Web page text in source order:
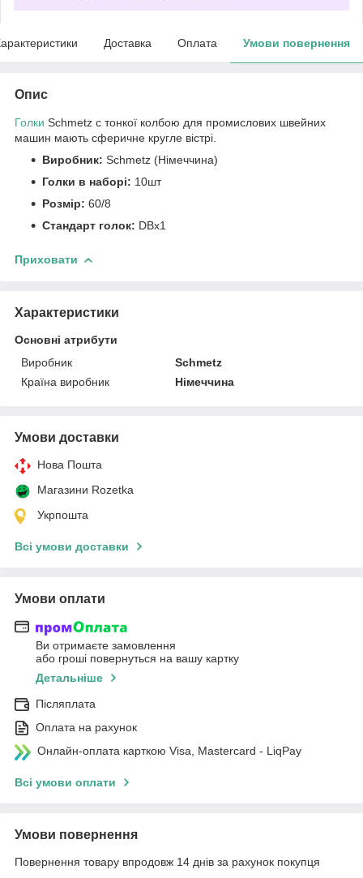
Доставка Оплата Умови повернення
Опис
Голки Schmetz c тонкої колбою для промислових швейних
машин мають сферичне кругле вістрі.
Виробник: Schmetz (Німеччина)
Голки в наборі: 10шт
Розмір: 60/8
Стандарт голок: DBx1
Приховати
Характеристики
Основні атрибути
Виробник
Schmetz
Країна виробник
Німеччина
Умови доставки
Нова Пошта
Магазини Rozetka
Укрпошта
Всі умови доставки
Умови оплати
Ви отримаєте замовлення
або гроші повернуться на вашу картку
Детальніше
Післяплата
Оплата на рахунок
Онлайн-оплата карткою Visa, Mastercard - LiqPay
Всі умови оплати
Умови повернення
Повернення товару впродовж 14 днів за рахунок покупця